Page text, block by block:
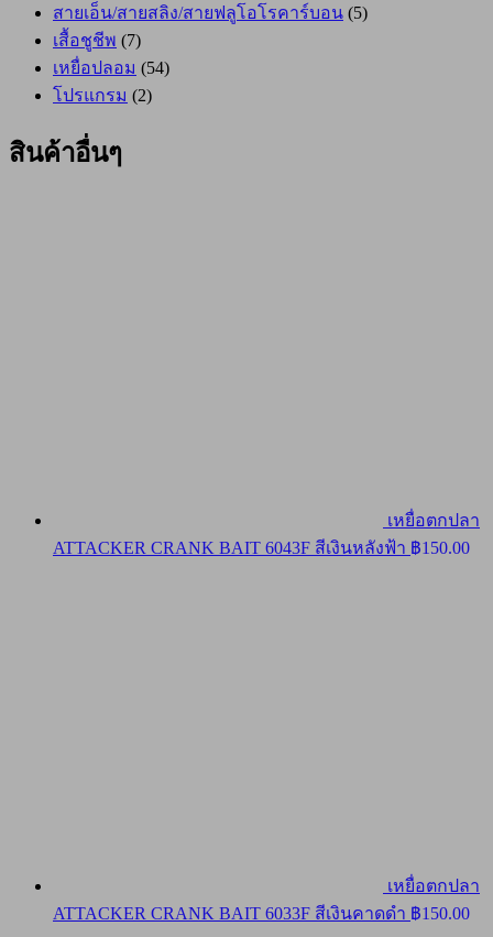
สายเอ็น/สายสลิง/สายฟลูโอโรคาร์บอน (5)
เสื้อชูชีพ (7)
เหยื่อปลอม (54)
โปรแกรม (2)
สินค้าอื่นๆ
เหยื่อตกปลา
ATTACKER CRANK BAIT 6043F สีเงินหลังฟ้า ฿150.00
เหยื่อตกปลา
ATTACKER CRANK BAIT 6033F สีเงินคาดดำ ฿150.00